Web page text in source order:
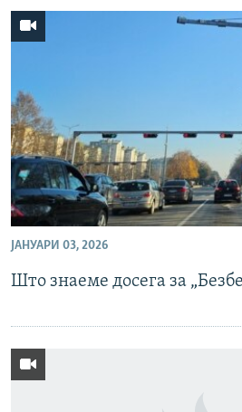
ЈАНУАРИ 03, 2026
Што знаеме досега за